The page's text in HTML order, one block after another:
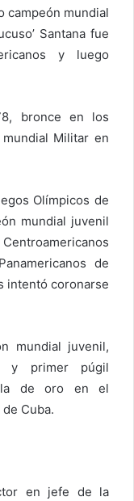
campeón mundial
Santana fue
y luego
bronce en los
Militar en
Olímpicos de
mundial juvenil
de
intentó coronarse
mundial juvenil,
y primer púgil
de oro en el
Cuba.
en jefe de la